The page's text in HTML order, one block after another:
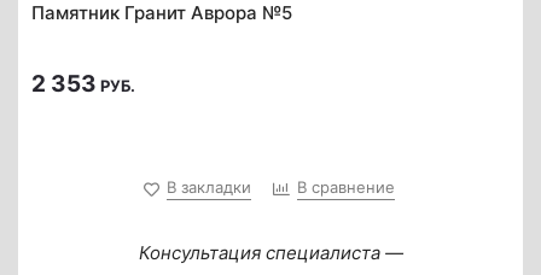
Памятник Гранит Аврора №5
2 353 РУБ.
В закладки В сравнение
Консультация специалиста —